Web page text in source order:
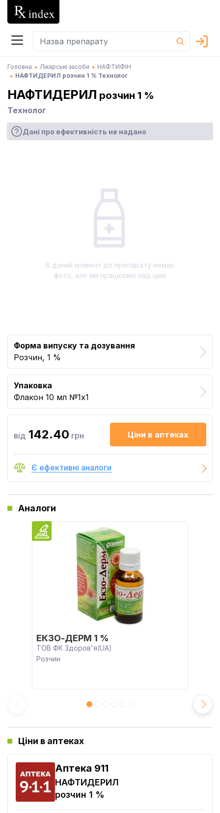
Головна Лікарські засоби
НАФТИФІН
НАФТИДЕРИЛ розчин 1 % Технолог
НАФТИДЕРИЛ розчин 1 %
Технолог
Дані про ефективність не надано
В даний момент до препарату немає
фото, але ми працюємо над цим
Форма випуску та дозування
Розчин, 1 %
Упаковка
Флакон 10 мл №1x1
від 142.40 грн Ціни в аптеках
Є ефективні аналоги
Аналоги
ЕКЗО-ДЕРМ 1 %
ТОВ ФК Здоров'я(UA)
Розчин
Ціни в аптеках
Aптека 911
НАФТИДЕРИЛ
розчин 1 %